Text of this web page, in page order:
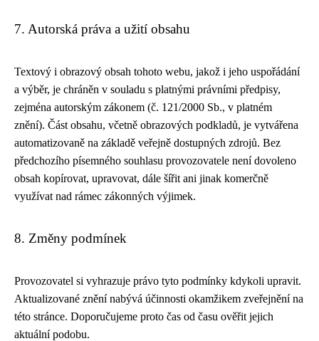
7. Autorská práva a užití obsahu
Textový i obrazový obsah tohoto webu, jakož i jeho uspořádání
a výběr, je chráněn v souladu s platnými právními předpisy,
zejména autorským zákonem (č. 121/2000 Sb., v platném
znění). Část obsahu, včetně obrazových podkladů, je vytvářena
automatizovaně na základě veřejně dostupných zdrojů. Bez
předchozího písemného souhlasu provozovatele není dovoleno
obsah kopírovat, upravovat, dále šířit ani jinak komerčně
využívat nad rámec zákonných výjimek.
8. Změny podmínek
Provozovatel si vyhrazuje právo tyto podmínky kdykoli upravit.
Aktualizované znění nabývá účinnosti okamžikem zveřejnění na
této stránce. Doporučujeme proto čas od času ověřit jejich
aktuální podobu.